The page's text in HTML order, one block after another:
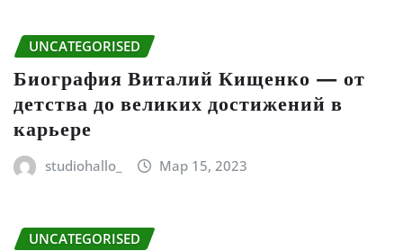
UNCATEGORISED
Биография Виталий Кищенко — от
детства до великих достижений в
карьере
studiohallo_ Мар 15, 2023
UNCATEGORISED